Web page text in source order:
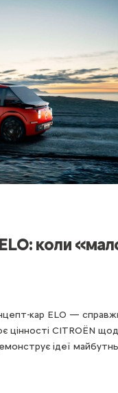
коли
кар ELO —
цінності CITROЁN
ідеї